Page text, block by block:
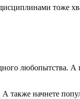
тоже
любопытства. А
также начнете